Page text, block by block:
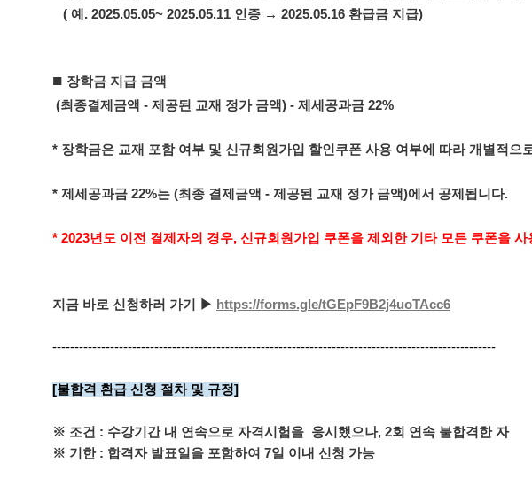
( 예. 2025.05.05~ 2025.05.11 인증 → 2025.05.16 환급금 지급)
■ 장학금 지급 금액
(최종결제금액 - 제공된 교재 정가 금액) - 제세공과금 22%
* 장학금은 교재 포함 여부 및 신규회원가입 할인쿠폰 사용 여부에 따라 개별적으
* 제세공과금 22%는 (최종 결제금액 - 제공된 교재 정가 금액)에서 공제됩니다.
* 2023년도 이전 결제자의 경우, 신규회원가입 쿠폰을 제외한 기타 모든 쿠폰을
지금 바로 신청하러 가기 ▶ https://forms.gle/tGEpF9B2j4uoTAcc6
----------------------------------------------------------------------------------------------------
[불합격 환급 신청 절차 및 규정]
※ 조건 : 수강기간 내 연속으로 자격시험을 응시했으나, 2회 연속 불합격한 자
※ 기한 : 합격자 발표일을 포함하여 7일 이내 신청 가능